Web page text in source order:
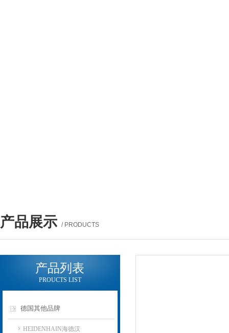
产品展示 / PRODUCTS
产品列表
PROUCTS LIST
德国其他品牌
HEIDENHAIN海德汉